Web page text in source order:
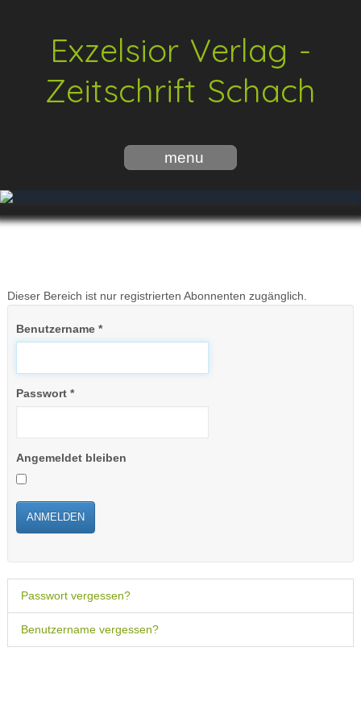
Exzelsior Verlag -
Zeitschrift Schach
menu
Dieser Bereich ist nur registrierten Abonnenten zugänglich.
Benutzername*
Passwort*
Angemeldet bleiben
ANMELDEN
Passwort vergessen?
Benutzername vergessen?